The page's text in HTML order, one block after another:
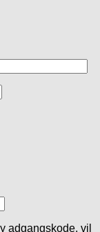
adgangskode, vil